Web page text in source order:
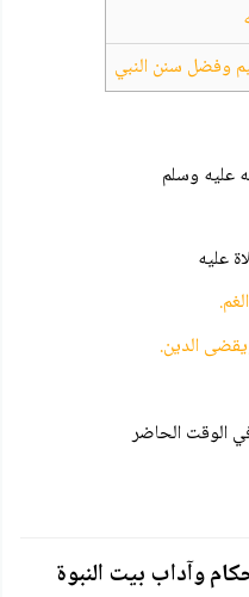
وفضل سنن النبي
عليه وسلم
الوقت الحاضر
وآداب بيت النبوة